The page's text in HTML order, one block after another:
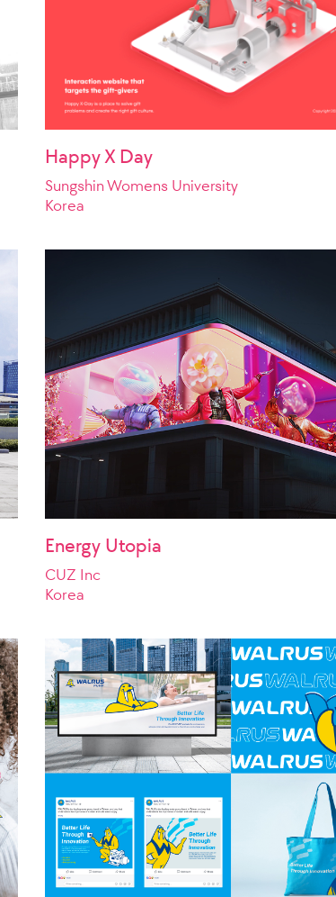
Happy X Day
Sungshin Womens University
Korea
Energy Utopia
CUZ Inc
Korea